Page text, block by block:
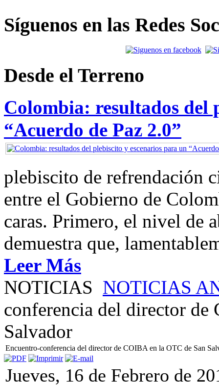
Síguenos en las Redes
Desde el Terreno
Colombia: resultados del
“Acuerdo de Paz 2.0”
plebiscito de refrendación
entre el Gobierno de
caras. Primero, el nivel de
demuestra que,
Leer Más
NOTICIAS NOTICIAS
conferencia del director de
Salvador
Encuentro-conferencia del director de COIBA en la OTC de San
Jueves, 16 de Febrero de